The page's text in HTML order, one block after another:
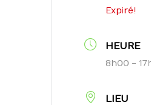
Expiré!
HEURE
8h00 -
LIEU